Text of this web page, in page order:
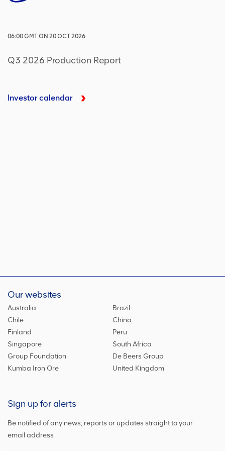
06:00GMTON 20 OCT 2026
Q3 2026 Production Report
Investor calendar
Our websites
Australia
Brazil
Chile
China
Finland
Peru
Singapore
South Africa
Group Foundation
De Beers Group
Kumba Iron Ore
United Kingdom
Sign up for alerts
Be notified of any news, reports or updates straight to your
email address